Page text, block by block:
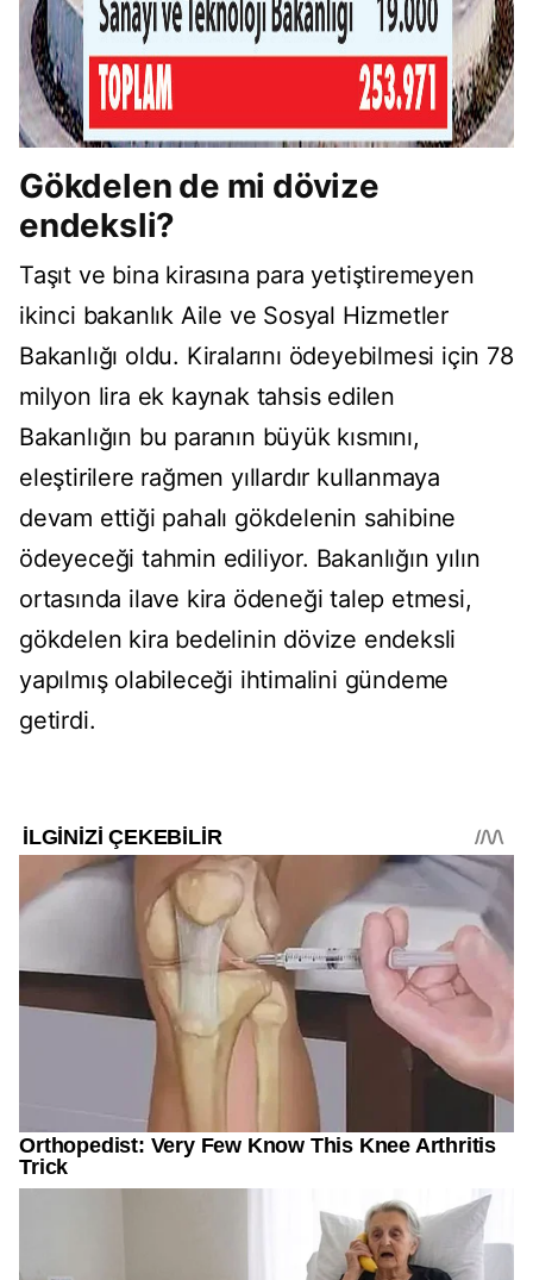
Gökdelen de mi dövize
endeksli?
Taşıt ve bina kirasına para yetiştiremeyen
ikinci bakanlık Aile ve Sosyal Hizmetler
Bakanlığı oldu. Kiralarını ödeyebilmesi için 78
milyon lira ek kaynak tahsis edilen
Bakanlığın bu paranın büyük kısmını,
eleştirilere rağmen yıllardır kullanmaya
devam ettiği pahalı gökdelenin sahibine
ödeyeceği tahmin ediliyor. Bakanlığın yılın
ortasında ilave kira ödeneği talep etmesi,
gökdelen kira bedelinin dövize endeksli
yapılmış olabileceği ihtimalini gündeme
getirdi.